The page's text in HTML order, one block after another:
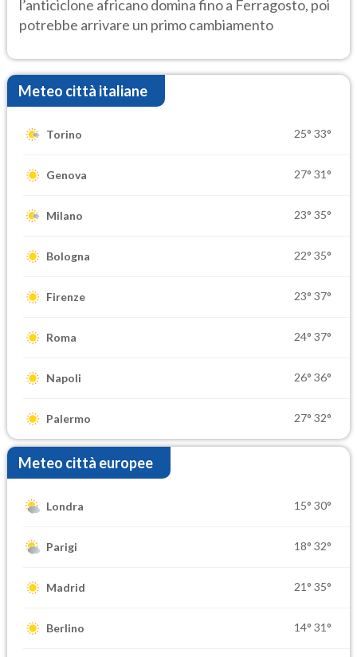
l’anticiclone africano domina fino a Ferragosto, poi
potrebbe arrivare un primo cambiamento
Meteo città italiane
Torino 25° 33°
Genova 27° 31°
Milano 23° 35°
Bologna 22° 35°
Firenze 23° 37°
Roma 24° 37°
Napoli 26° 36°
Palermo 27° 32°
Meteo città europee
Londra 15° 30°
Parigi 18° 32°
Madrid 21° 35°
Berlino 14° 31°